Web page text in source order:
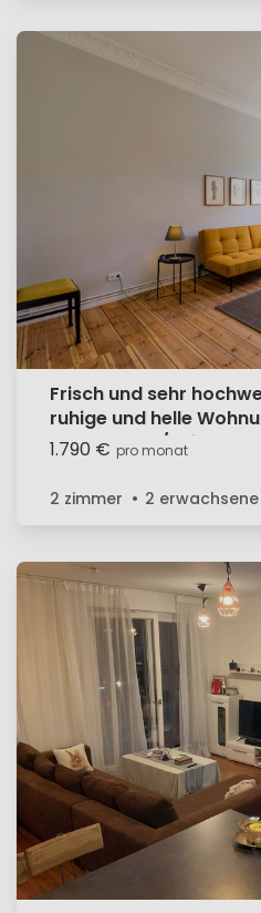
Frisch und sehr
ruhige und helle
Schöneberg/ Friedenau
1.790 € pro monat
2 zimmer 2 erwachsene